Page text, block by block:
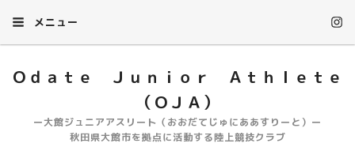
メニュー
Ｏｄａｔｅ Ｊｕｎｉｏｒ Ａｔｈｌｅｔｅ
（ＯＪＡ）
ー大館ジュニアアスリート（おおだてじゅにああすりーと）ー
秋田県大館市を拠点に活動する陸上競技クラブ